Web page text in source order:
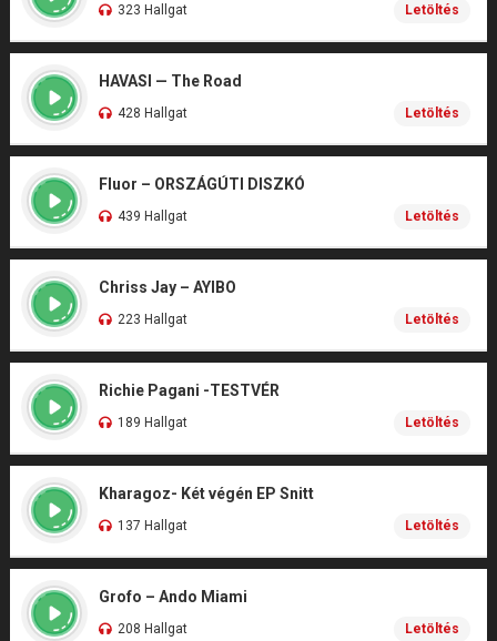
323 Hallgat Letöltés
HAVASI — The Road
428 Hallgat Letöltés
Fluor – ORSZÁGÚTI DISZKÓ
439 Hallgat Letöltés
Chriss Jay – AYIBO
223 Hallgat Letöltés
Richie Pagani -TESTVÉR
189 Hallgat Letöltés
Kharagoz- Két végén EP Snitt
137 Hallgat Letöltés
Grofo – Ando Miami
208 Hallgat Letöltés